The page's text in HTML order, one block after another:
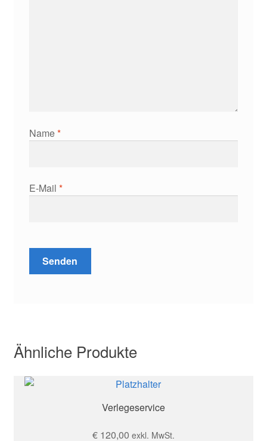
Name*
E-Mail *
Ähnliche Produkte
Verlegeservice
€ 120,00 exkl. MwSt.